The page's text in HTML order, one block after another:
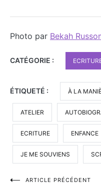
Photo par Bekah
CATÉGORIE :
ÉTIQUETÉ : À LA
ATELIER
ECRITURE ENFANCE
JE ME SOUVIENS
Navigation
ARTICLE PRÉCÉDENT